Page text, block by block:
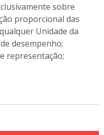
sobre
proporcional das
Unidade da
desempenho;
representação;